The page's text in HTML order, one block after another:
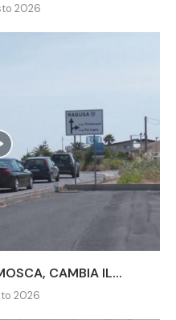
2026
CAMBIA IL...
2026